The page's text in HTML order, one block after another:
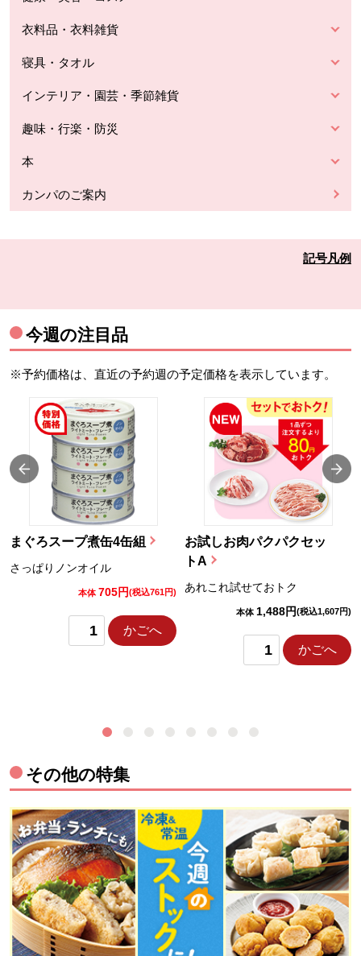
衣料品・衣料雑貨
寝具・タオル
インテリア・園芸・季節雑貨
趣味・行楽・防災
本
カンパのご案内
記号凡例
今週の注目品
※予約価格は、直近の予約週の予定価格を表示しています。
まぐろスープ煮缶4缶組
さっぱりノンオイル
本体 705円(税込761円)
かごへ
お試しお肉パクパクセッ
トA
あれこれ試せておトク
本体 1,488円(税込1,607円)
かごへ
その他の特集